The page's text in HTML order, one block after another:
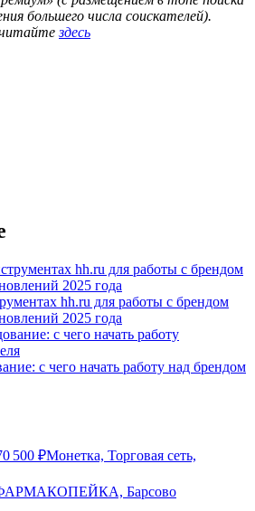
большего числа соискателей).
читайтездесь
hh.ru для работы с брендом
2025 года
с чего начать работу над брендом
500 ₽Монетка, Торговая сеть,
Барсово